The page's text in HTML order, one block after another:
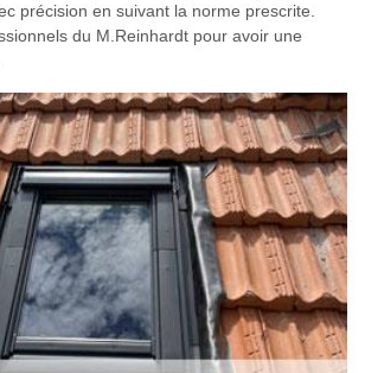
précision en suivant la norme prescrite.
du M.Reinhardt pour avoir une